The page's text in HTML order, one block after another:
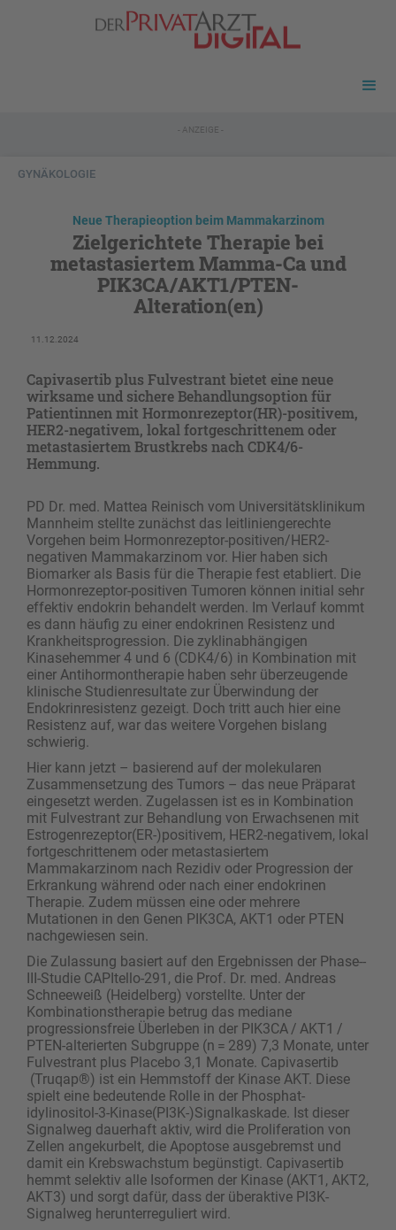
- ANZEIGE -
GYNÄKOLOGIE
Neue Therapieoption beim Mammakarzinom
Zielgerichtete Therapie bei
metastasiertem Mamma-Ca und
PIK3CA / AKT1 / PTEN-
Alteration(en)
11.12.2024
Capivasertib plus Fulvestrant bietet eine neue
wirksame und sichere Behandlungsoption für
Patientinnen mit Hormonrezeptor(HR)-positivem,
HER2-negativem, lokal fortgeschrittenem oder
metastasiertem Brustkrebs nach CDK4/6-
Hemmung.
PD Dr. med. Mattea Reinisch vom Universitätsklinikum
Mannheim stellte zunächst das leitliniengerechte
Vorgehen beim Hormonrezeptor-positiven/HER2-
negativen Mammakarzinom vor. Hier haben sich
Biomarker als Basis für die Therapie fest etabliert. Die
Hormonrezeptor-positiven Tumoren können initial sehr
effektiv endokrin behandelt werden. Im Verlauf kommt
es dann häufig zu einer endokrinen Resistenz und
Krankheitsprogression. Die zyklinabhängigen
Kinasehemmer 4 und 6 (CDK4/6) in Kombination mit
einer Antihormontherapie haben sehr überzeugende
klinische Studienresultate zur Überwindung der
Endokrinresistenz gezeigt. Doch tritt auch hier eine
Resistenz auf, war das weitere Vorgehen bislang
schwierig.
Hier kann jetzt – basierend auf der molekularen
Zusammensetzung des Tumors – das neue Präparat
eingesetzt werden. Zugelassen ist es in Kombination
mit Fulvestrant zur Behandlung von Erwachsenen mit
Estrogenrezeptor(ER-)positivem, HER2-negativem, lokal
fortgeschrittenem oder metastasiertem
Mammakarzinom nach Rezidiv oder Progression der
Erkrankung während oder nach einer endokrinen
Therapie. Zudem müssen eine oder mehrere
Mutationen in den Genen PIK3CA, AKT1 oder PTEN
nachgewiesen sein.
Die Zulassung basiert auf den Ergebnissen der Phase-­
III-Studie CAPItello-291, die Prof. Dr. med. Andreas
Schneeweiß (Heidelberg) vorstellte. Unter der
Kombinationstherapie betrug das mediane
progressionsfreie Überleben in der PIK3CA / AKT1 /
PTEN-alterierten Subgruppe (n = 289) 7,3 Monate, unter
Fulvestrant plus Placebo 3,1 Monate. Capivasertib
(Truqap®) ist ein Hemmstoff der Kinase AKT. Diese
spielt eine bedeutende Rolle in der Phosphat­
idylinositol-3-­Kinase(PI3K-)Signalkaskade. Ist dieser
Signalweg dauerhaft aktiv, wird die Proliferation von
Zellen angekurbelt, die Apoptose ausgebremst und
damit ein Krebswachstum begünstigt. Capivasertib
hemmt selektiv alle Isoformen der Kinase (AKT1, AKT2,
AKT3) und sorgt dafür, dass der überaktive PI3K-
Signalweg herunterreguliert wird.